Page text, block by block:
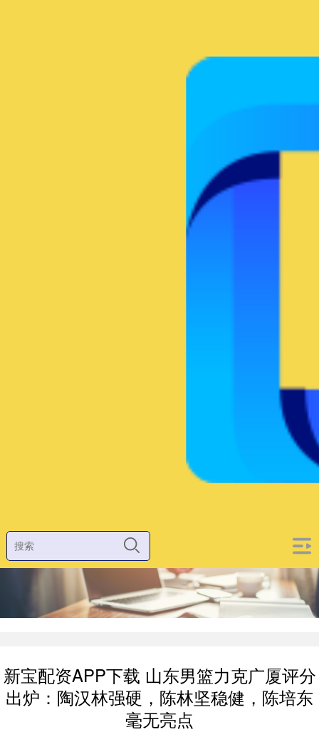
新宝配资APP下载 山东男篮力克广厦评分
出炉：陶汉林强硬，陈林坚稳健，陈培东
毫无亮点